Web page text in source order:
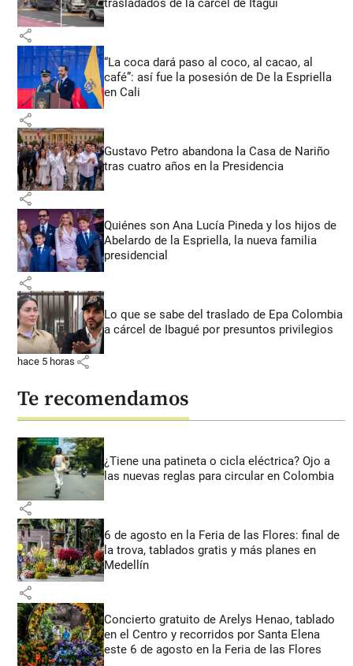
share
“La coca dará paso al coco, al cacao, al
café”: así fue la posesión de De la Espriella
en Cali
share
Gustavo Petro abandona la Casa de Nariño
tras cuatro años en la Presidencia
share
Quiénes son Ana Lucía Pineda y los hijos de
Abelardo de la Espriella, la nueva familia
presidencial
share
Lo que se sabe del traslado de Epa Colombia
a cárcel de Ibagué por presuntos privilegios
hace 5 horas share
Te recomendamos
¿Tiene una patineta o cicla eléctrica? Ojo a
las nuevas reglas para circular en Colombia
share
6 de agosto en la Feria de las Flores: final de
la trova, tablados gratis y más planes en
Medellín
share
Concierto gratuito de Arelys Henao, tablado
en el Centro y recorridos por Santa Elena
este 6 de agosto en la Feria de las Flores